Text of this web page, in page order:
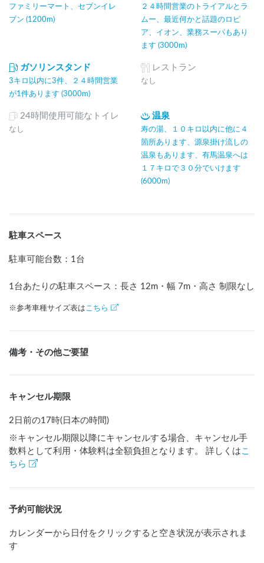
ファミリーマート、セブンイレ
ブン (1200m)
２４時間営業のトライアルとラ
ムー、最近何かと話題のロピ
ア、イオン、業務スーパもあり
ます (3000m)
ガソリンスタンド
3キロ以内に3件、２４時間営業
が1件あります (3000m)
レストラン
なし
24時間使用可能なトイレ
なし
温泉
寿の湯、１０キロ以内に他に４
箇所あります、源泉掛け流しの
温泉もあります、有馬温泉へは
１７キロで３０分でいけます
(6000m)
駐車スペース
駐車可能台数 ： 1台
1台あたりの駐車スペース：長さ 12m ・幅 7m ・高さ 制限なし
※参考車種サイズ表は こちら
備考・その他ご要望
キャンセル期限
2日前の17時(日本の時間)
※キャンセル期限以降にキャンセルする場合、キャンセル手
数料として利用・体験料は全額負担となります。 詳しくは こ
ちら
予約可能状況
カレンダーから日付をクリックすると空き状況が表示されま
す